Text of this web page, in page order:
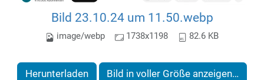
Bild 23.10.24 um 11.50.webp
image/webp 1738x1198 82.6 KB
Herunterladen Bild in voller Größe anzeigen…